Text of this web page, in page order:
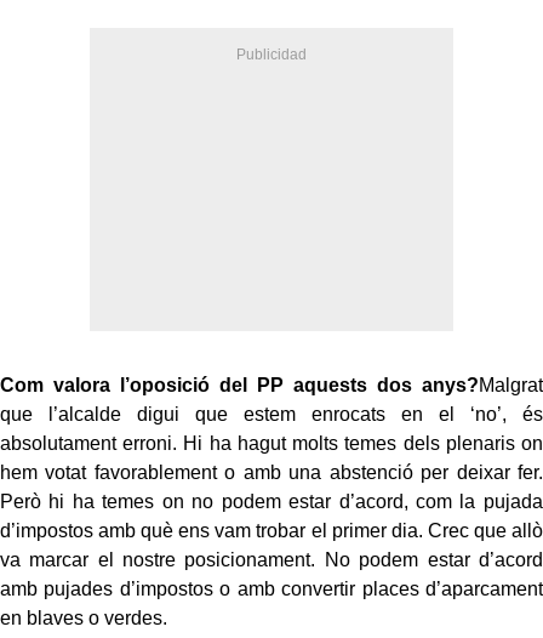
Com valora l’oposició del PP aquests dos anys?Malgrat
que l’alcalde digui que estem enrocats en el ‘no’, és
absolutament erroni. Hi ha hagut molts temes dels plenaris on
hem votat favorablement o amb una abstenció per deixar fer.
Però hi ha temes on no podem estar d’acord, com la pujada
d’impostos amb què ens vam trobar el primer dia. Crec que allò
va marcar el nostre posicionament. No podem estar d’acord
amb pujades d’impostos o amb convertir places d’aparcament
en blaves o verdes.